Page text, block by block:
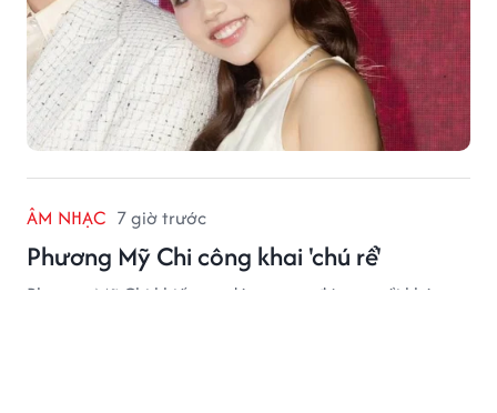
ÂM NHẠC 7 giờ trước
Phương Mỹ Chi công khai 'chú rể'
Phương Mỹ Chi khiến cư dân mạng đứng ngồi không